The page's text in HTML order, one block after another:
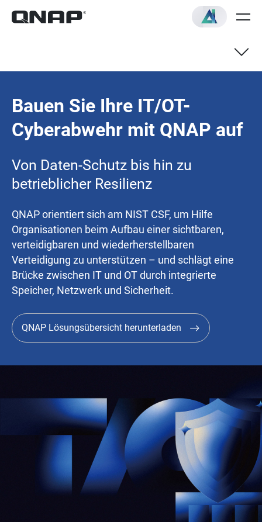
Bauen Sie Ihre IT/OT-
Cyberabwehr mit QNAP auf
Von Daten-Schutz bis hin zu
betrieblicher Resilienz
QNAP orientiert sich am NIST CSF, um Hilfe
Organisationen beim Aufbau einer sichtbaren,
verteidigbaren und wiederherstellbaren
Verteidigung zu unterstützen – und schlägt eine
Brücke zwischen IT und OT durch integrierte
Speicher, Netzwerk und Sicherheit.
QNAP Lösungsübersicht herunterladen